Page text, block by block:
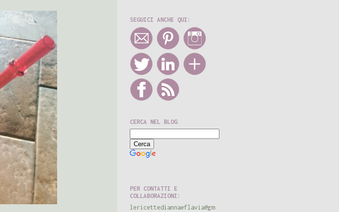
SEGUICI ANCHE QUI:
CERCA NEL BLOG
PER CONTATTI E
COLLABORAZIONI:
lericettediannaeflavia@gm